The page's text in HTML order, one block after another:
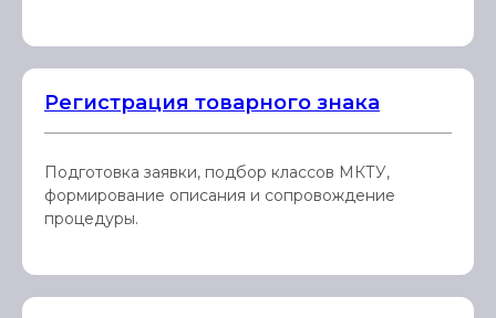
Регистрация товарного знака
Подготовка заявки, подбор классов МКТУ,
формирование описания и сопровождение
процедуры.